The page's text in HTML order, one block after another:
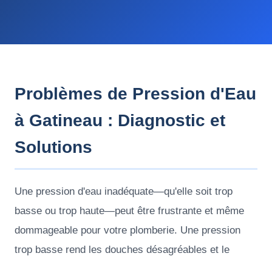
Problèmes de Pression d'Eau
à Gatineau : Diagnostic et
Solutions
Une pression d'eau inadéquate—qu'elle soit trop
basse ou trop haute—peut être frustrante et même
dommageable pour votre plomberie. Une pression
trop basse rend les douches désagréables et le